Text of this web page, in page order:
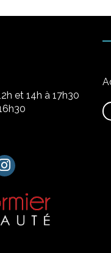
et 14h à 17h30
compte Facebook
vers le compte Twitter
Lien vers le compte